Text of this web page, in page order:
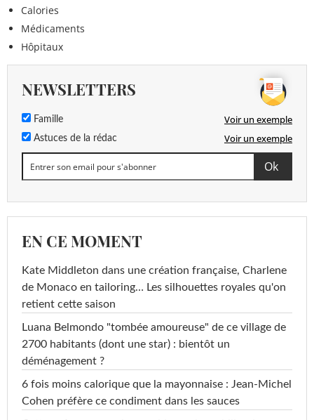
Calories
Médicaments
Hôpitaux
NEWSLETTERS
Famille Voir un exemple
Astuces de la rédac Voir un exemple
EN CE MOMENT
Kate Middleton dans une création française, Charlene
de Monaco en tailoring… Les silhouettes royales qu'on
retient cette saison
Luana Belmondo "tombée amoureuse" de ce village de
2700 habitants (dont une star) : bientôt un
déménagement ?
6 fois moins calorique que la mayonnaise : Jean-Michel
Cohen préfère ce condiment dans les sauces